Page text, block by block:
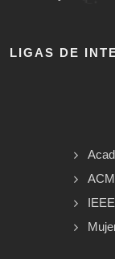
LIGAS DE
ACM
IEEE